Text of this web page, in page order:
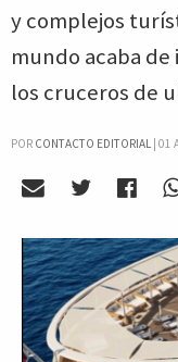
y complejos
mundo acaba
los cruceros de
POR CONTACTO EDITORIAL| 01